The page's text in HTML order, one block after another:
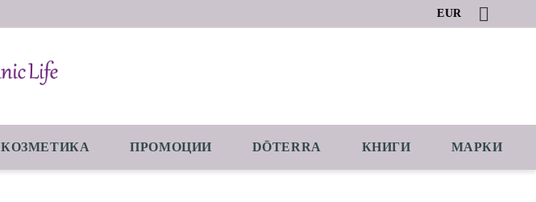
EUR
КОЗМЕТИКА ПРОМОЦИИ DŌTERRA КНИГИ МАРКИ